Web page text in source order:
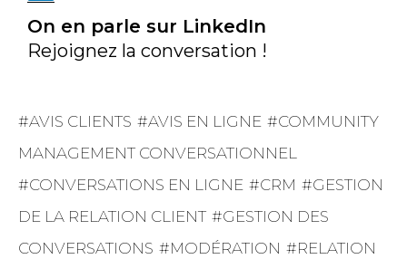
On en parle sur LinkedIn
Rejoignez la conversation !
AVIS CLIENTS AVIS EN LIGNE
COMMUNITY
MANAGEMENT CONVERSATIONNEL
CONVERSATIONS EN LIGNE
CRM
GESTION
DE LA RELATION CLIENT
GESTION DES
CONVERSATIONS
MODÉRATION
RELATION